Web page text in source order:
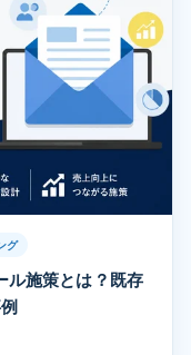
グ
ル施策とは？既存